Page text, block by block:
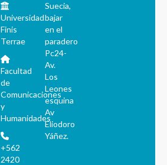
Universidad
Finis
Terrae
Facultad
de
Comunicaciones
y
Humanidades
+562
2420
Suecia,
bajar
en el
paradero
Pc24-
Av.
Los
Leones
esquina
Av
Eliodoro
Yáñez.